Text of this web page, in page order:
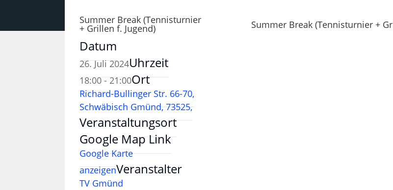
Summer Break (Tennisturnier
+ Grillen f. Jugend)
Datum
26. Juli 2024Uhrzeit
18:00 - 21:00Ort
Richard-Bullinger Str. 66-70,
Schwäbisch Gmünd, 73525,
Veranstaltungsort
Google Map Link
Google Karte
anzeigenVeranstalter
TV Gmünd
Summer Break (Tennisturnier +